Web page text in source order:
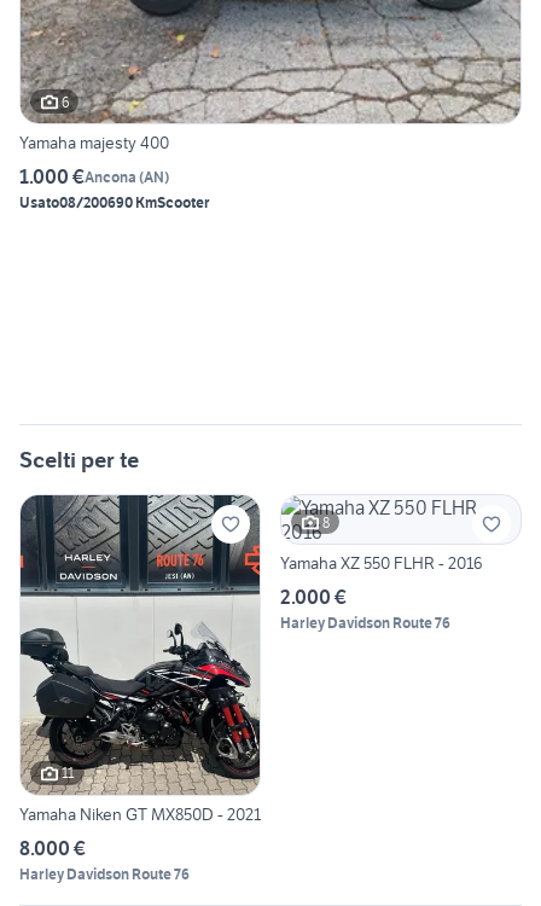
6
Yamaha majesty 400
1.000 €Ancona (AN)
Usato08/200690 KmScooter
Scelti per te
11
Yamaha Niken GT MX850D - 2021
8.000 €
Harley Davidson Route 76
8
Yamaha XZ 550 FLHR - 2016
2.000 €
Harley Davidson Route 76